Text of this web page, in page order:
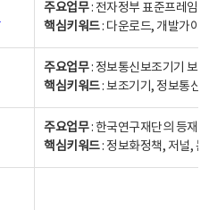
주요업무: 전자정부 표준프레임
핵심키워드: 다운로드, 개발가이
주요업무: 정보통신보조기기 보
핵심키워드: 보조기기, 정보통신
주요업무: 한국연구재단의 등재
핵심키워드: 정보화정책, 저널,